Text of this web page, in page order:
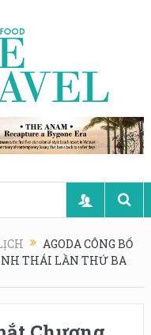
AGODA CÔNG BỐ
THÁI LẦN THỨ BA